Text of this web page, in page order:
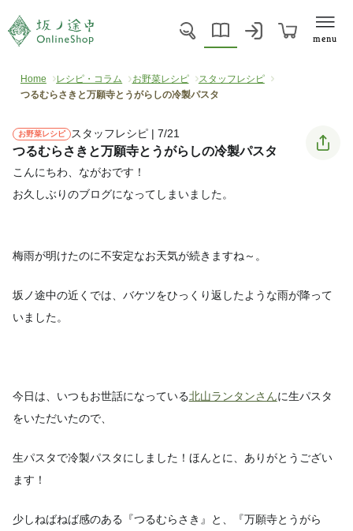
menu
Home レシピ・コラム お野菜レシピ
スタッフレシピ
つるむらさきと万願寺とうがらしの冷製パスタ
お野菜レシピ スタッフレシピ | 7/21
つるむらさきと万願寺とうがらしの冷製パスタ
こんにちわ、ながおです！
お久しぶりのブログになってしまいました。
梅雨が明けたのに不安定なお天気が続きますね～。
坂ノ途中の近くでは、バケツをひっくり返したような雨が降って
いました。
今日は、いつもお世話になっている北山ランタンさんに生パスタ
をいただいたので、
生パスタで冷製パスタにしました！ほんとに、ありがとうござい
ます！
少しねばねば感のある『つるむらさき』と、『万願寺とうがら